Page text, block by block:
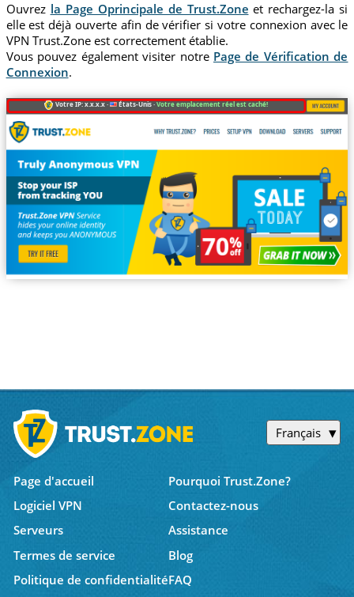
Ouvrez la Page Oprincipale de Trust.Zone et rechargez-la si
elle est déjà ouverte afin de vérifier si votre connexion avec le
VPN Trust.Zone est correctement établie.
Vous pouvez également visiter notre Page de Vérification de
Connexion.
Votre IP: x.x.x.x · États-Unis ·Votre emplacement réel est caché!
Français
Page d'accueil
Pourquoi Trust.Zone?
Logiciel VPN
Contactez-nous
Serveurs
Assistance
Termes de service
Blog
Politique de confidentialitéFAQ